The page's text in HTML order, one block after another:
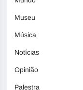
Museu
Música
Notícias
Opinião
Palestra